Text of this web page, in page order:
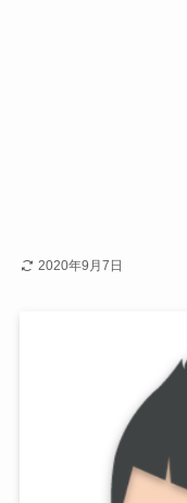
2020年9月7日